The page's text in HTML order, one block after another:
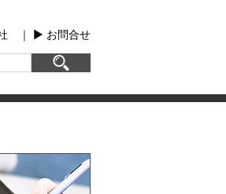
｜ ▶︎ お問合せ